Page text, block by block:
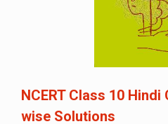
NCERT Class 10
wise Solutions